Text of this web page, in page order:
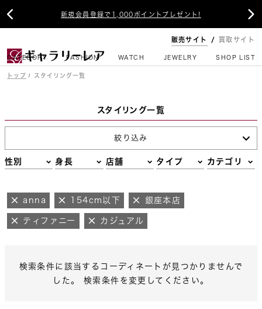
新規会員登録で1,000ポイントプレゼント!
 
販売サイト 買取サイト
CATEGORY FASHION WATCH JEWELRY SHOP LIST
トップ スタイリング一覧
スタイリング一覧
絞り込み
性別 身長 店舗 タイプ カテゴリ
anna 154cm以下 銀座本店
ティファニー カジュアル
検索条件に該当するコーディネートが見つかりませんで
した。 検索条件を変更してください。